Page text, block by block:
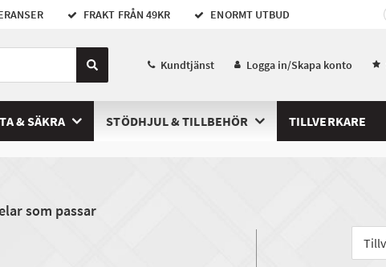
FRAKT FRÅN 49KR ENORMT UTBUD
Kundtjänst Logga in/Skapa konto
& SÄKRA STÖDHJUL & TILLBEHÖR TILLVERKARE
som passar